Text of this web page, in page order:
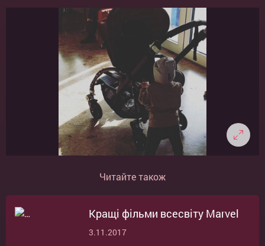
Читайте також
Кращі фільми всесвіту Marvel
3.11.2017